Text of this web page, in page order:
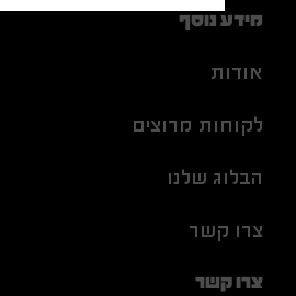
מידע נוסף
אודות
לקוחות מרוצים
הבלוג שלנו
צרו קשר
צרו קשר